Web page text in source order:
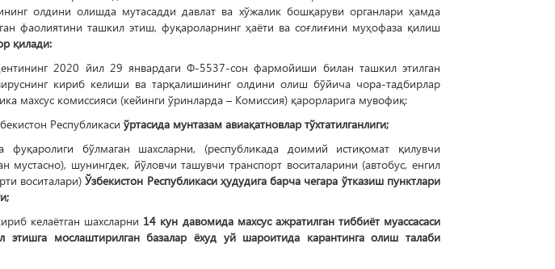
олдини олишда мутасадди давлат ва хўжалик бошқаруви органлари ҳамда
фаолиятини ташкил этиш, фуқароларнинг ҳаёти ва соғлиғини муҳофаза қилиш
қилади:
2020 йил 29 январдаги Ф-5537-сон фармойиши билан ташкил этилган
кириб келиши ва тарқалишининг олдини олиш бўйича чора-тадбирлар
махсус комиссияси (кейинги ўринларда – Комиссия) қарорларига мувофиқ:
Республикаси ўртасида мунтазам авиақатновлар тўхтатилганлиги;
фуқаролиги бўлмаган шахсларни, (республикада доимий истиқомат қилувчи
мустасно), шунингдек, йўловчи ташувчи транспорт воситаларини (автобус, енгил
воситалари)Ўзбекистон Республикаси ҳудудига барча чегара ўтказиш пунктлари
келаётган шахсларни 14 кун давомида махсус ажратилган тиббиёт муассасаси
этишга мослаштирилган базалар ёхуд уй шароитида карантинга олиш талаби